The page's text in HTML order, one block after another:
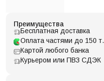
Преимущества
Бесплатная доставка
Оплата частями до 150
Картой любого банка
Курьером или ПВЗ СДЭК